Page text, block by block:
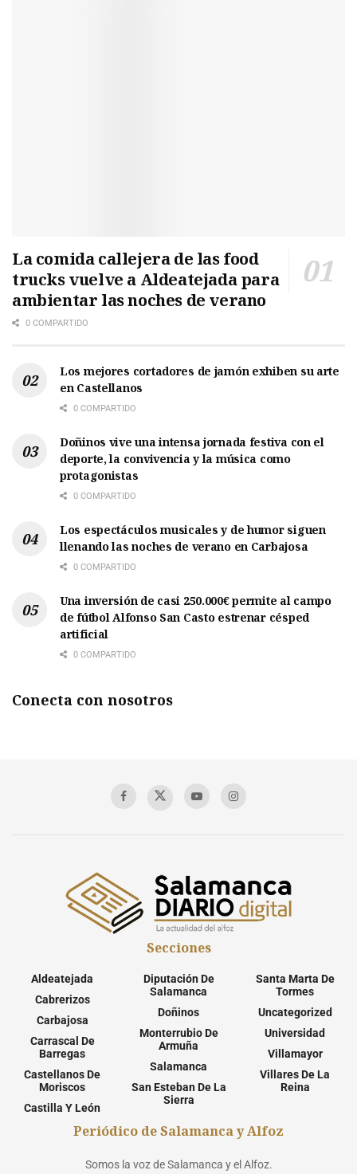
La comida callejera de las food
trucks vuelve a Aldeatejada para
ambientar las noches de verano
0 COMPARTIDO
Los mejores cortadores de jamón exhiben su arte
en Castellanos
0 COMPARTIDO
Doñinos vive una intensa jornada festiva con el
deporte, la convivencia y la música como
protagonistas
0 COMPARTIDO
Los espectáculos musicales y de humor siguen
llenando las noches de verano en Carbajosa
0 COMPARTIDO
Una inversión de casi 250.000€ permite al campo
de fútbol Alfonso San Casto estrenar césped
artificial
0 COMPARTIDO
Conecta con nosotros
Secciones
Aldeatejada
Cabrerizos
Carbajosa
Carrascal De
Barregas
Castellanos De
Moriscos
Castilla Y León
Diputación De
Salamanca
Doñinos
Monterrubio De
Armuña
Salamanca
San Esteban De La
Sierra
Santa Marta De
Tormes
Uncategorized
Universidad
Villamayor
Villares De La
Reina
Periódico de Salamanca y Alfoz
Somos la voz de Salamanca y el Alfoz.